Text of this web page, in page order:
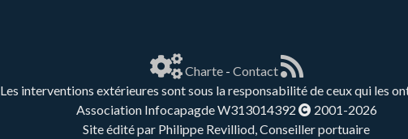
Charte- Contact
Les interventions extérieures sont sous la responsabilité de ceux qui les
Association Infocapagde W313014392
2001-2026
Site édité par Philippe Revilliod, Conseiller portuaire